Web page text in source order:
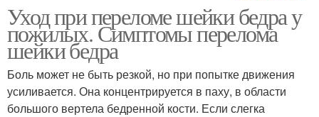
Бедро в москве Операции при переломе
Уход при переломе шейки бедра у
пожилых. Симптомы перелома
шейки бедра
Боль может не быть резкой, но при попытке движения
усиливается. Она концентрируется в паху, в области
большого вертела бедренной кости. Если слегка